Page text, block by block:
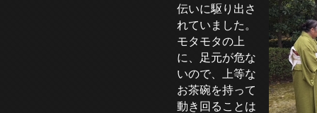
伝いに駆り出さ
れていました。
モタモタの上
に、足元が危な
いので、上等な
お茶碗を持って
動き回ることは